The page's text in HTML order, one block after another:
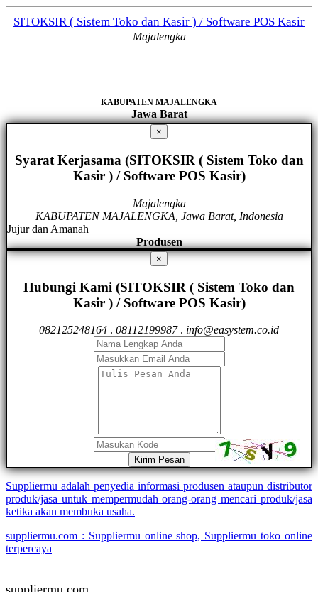
SITOKSIR ( Sistem Toko dan Kasir ) / Software POS Kasir
Majalengka
KABUPATEN MAJALENGKA
Jawa Barat
×
Syarat Kerjasama (SITOKSIR ( Sistem Toko dan
Kasir ) / Software POS Kasir)
Majalengka
KABUPATEN MAJALENGKA, Jawa Barat, Indonesia
Jujur dan Amanah
Produsen
×
Hubungi Kami (SITOKSIR ( Sistem Toko dan
Kasir ) / Software POS Kasir)
082125248164 . 08112199987. info@easystem.co.id
Kirim Pesan
Suppliermu adalah penyedia informasi produsen ataupun distributor
produk/jasa untuk mempermudah orang-orang mencari produk/jasa
ketika akan membuka usaha.
suppliermu.com : Suppliermu online shop, Suppliermu toko online
terpercaya